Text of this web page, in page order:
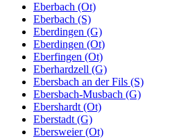
Eberbach (Ot)
Eberbach (S)
Eberdingen (G)
Eberdingen (Ot)
Eberfingen (Ot)
Eberhardzell (G)
Ebersbach an der Fils (S)
Ebersbach-Musbach (G)
Ebershardt (Ot)
Eberstadt (G)
Ebersweier (Ot)